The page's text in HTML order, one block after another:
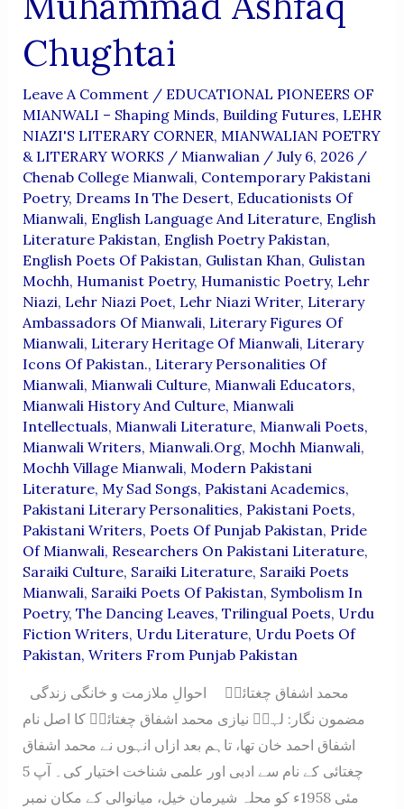
Chughtai
Leave A Comment / EDUCATIONAL PIONEERS OF
MIANWALI – Shaping Minds, Building Futures, LEHR
NIAZI'S LITERARY CORNER, MIANWALIAN POETRY
& LITERARY WORKS / Mianwalian / July 6, 2026 /
Chenab College Mianwali, Contemporary Pakistani
Poetry, Dreams In The Desert, Educationists Of
Mianwali, English Language And Literature, English
Literature Pakistan, English Poetry Pakistan,
English Poets Of Pakistan, Gulistan Khan, Gulistan
Mochh, Humanist Poetry, Humanistic Poetry, Lehr
Niazi, Lehr Niazi Poet, Lehr Niazi Writer, Literary
Ambassadors Of Mianwali, Literary Figures Of
Mianwali, Literary Heritage Of Mianwali, Literary
Icons Of Pakistan., Literary Personalities Of
Mianwali, Mianwali Culture, Mianwali Educators,
Mianwali History And Culture, Mianwali
Intellectuals, Mianwali Literature, Mianwali Poets,
Mianwali Writers, Mianwali.org, Mochh Mianwali,
Mochh Village Mianwali, Modern Pakistani
Literature, My Sad Songs, Pakistani Academics,
Pakistani Literary Personalities, Pakistani Poets,
Pakistani Writers, Poets Of Punjab Pakistan, Pride
Of Mianwali, Researchers On Pakistani Literature,
Saraiki Culture, Saraiki Literature, Saraiki Poets
Mianwali, Saraiki Poets Of Pakistan, Symbolism In
Poetry, The Dancing Leaves, Trilingual Poets, Urdu
Fiction Writers, Urdu Literature, Urdu Poets Of
Pakistan, Writers From Punjab Pakistan
محمد اشفاق چغتائیؔ احوالِ ملازمت و خانگی زندگی
مضمون نگار: لہرؔ نیازی محمد اشفاق چغتائیؔ کا اصل نام
اشفاق احمد خان تھا، تاہم بعد ازاں انہوں نے محمد اشفاق
چغتائی کے نام سے ادبی اور علمی شناخت اختیار کی۔ آپ 5
مئی 1958ء کو محلہ شیرمان خیل، میانوالی کے مکان نمبر